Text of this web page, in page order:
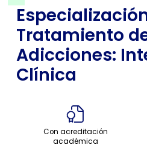
Tratamiento
Adicciones:
Clínica
Con acreditación
académica